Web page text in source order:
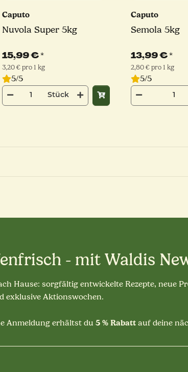
Caputo
Nuvola Super 5kg
15,99 €*
3,20 € pro 1 kg
5/5
Stück
Caputo
Semola 5kg
13,99 €*
2,80 € pro 1 kg
5/5
- mit Waldis
Hause: sorgfältig entwickelte Rezepte, neue
exklusive Aktionswochen.
Anmeldung erhältst du 5 % Rabatt auf deine